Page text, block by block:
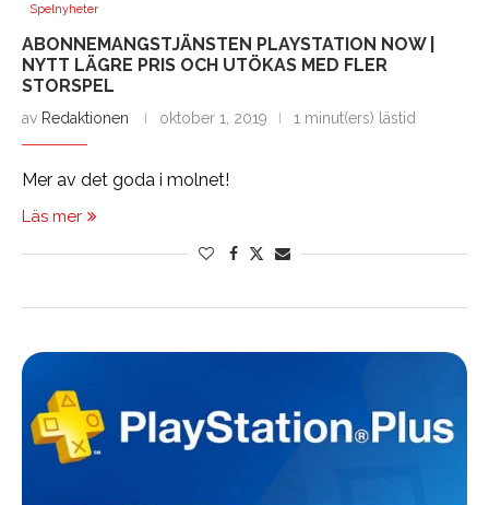
Spelnyheter
ABONNEMANGSTJÄNSTEN PLAYSTATION NOW |
NYTT LÄGRE PRIS OCH UTÖKAS MED FLER
STORSPEL
av Redaktionen oktober 1, 2019 1 minut(ers) lästid
Mer av det goda i molnet!
Läs mer